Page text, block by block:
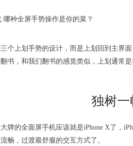
个上划手势的设计，而是上划回到主界
书，和我们翻书的感觉类似，上划通常
独树一
牌的全面屏手机应该就是iPhone X了，
畅，过渡最舒服的交互方式了。